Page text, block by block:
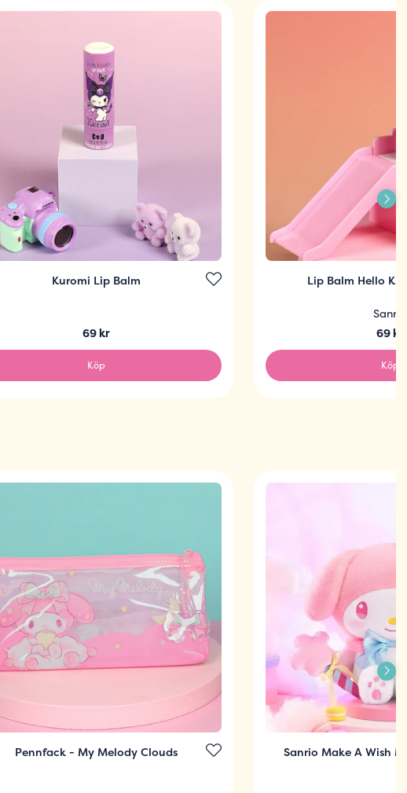
Kuromi Lip Balm
69 kr
Köp
Lip Balm Hello
Sanrio
69 kr
Köp
Pennfack - My Melody Clouds Sanrio Make A Wish